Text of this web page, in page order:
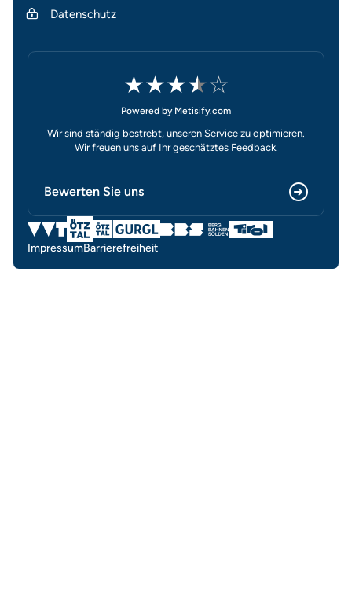
Datenschutz
★★★★☆
Powered by Metisify.com
Wir sind ständig bestrebt, unseren Service zu optimieren.
Wir freuen uns auf Ihr geschätztes Feedback.
Bewerten Sie uns
ImpressumBarrierefreiheit